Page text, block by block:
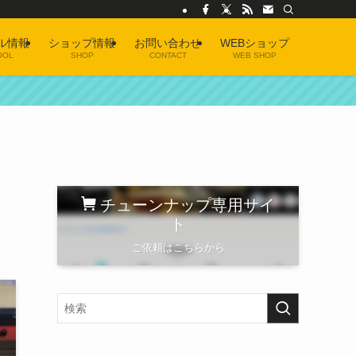
情報 ショップ情報
SHOP
お問い合わせ
CONTACT
WEBショップ
WEB SHOP
チューンナップ専用サイ
ト
ご依頼はこちらから